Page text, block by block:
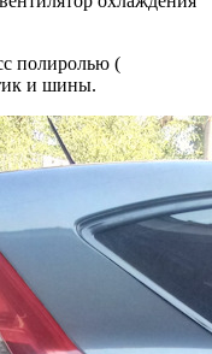
полиролью (
и шины.